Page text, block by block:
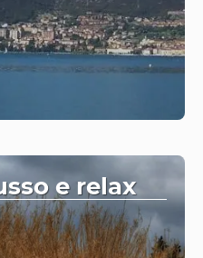
e relax